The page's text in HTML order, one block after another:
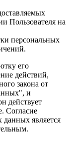
Пользователя на
персональных
его
действий,
закона от
и
действует
Согласие
данных является